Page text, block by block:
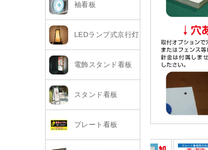
袖看板
LEDランプ式京行灯
電飾スタンド看板
スタンド看板
プレート看板